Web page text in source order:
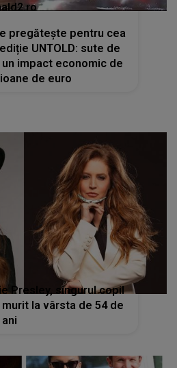
pregătește pentru cea
UNTOLD: sute de
impact economic de
de euro
Presley, singurul copil
la vârsta de 54 de
ani